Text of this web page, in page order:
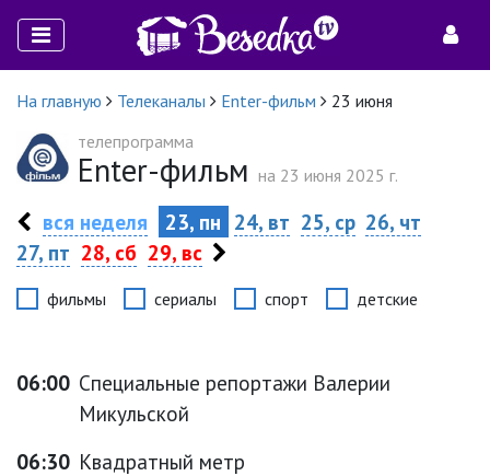
На главную Телеканалы Enter-фильм
23 июня
телепрограмма
Enter-фильм на 23 июня 2025 г.
вся неделя 23, пн 24, вт 25, ср 26, чт
27, пт 28, сб 29, вс
фильмы сериалы спорт детские
06:00 Специальные репортажи Валерии
Микульской
06:30 Квадратный метр